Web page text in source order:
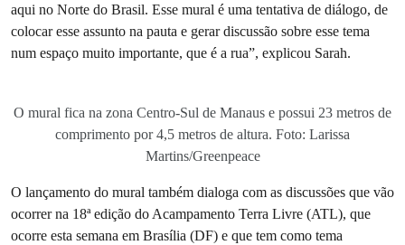
aqui no Norte do Brasil. Esse mural é uma tentativa de diálogo, de
colocar esse assunto na pauta e gerar discussão sobre esse tema
num espaço muito importante, que é a rua”, explicou Sarah.
O mural fica na zona Centro-Sul de Manaus e possui 23 metros de
comprimento por 4,5 metros de altura. Foto: Larissa
Martins/Greenpeace
O lançamento do mural também dialoga com as discussões que vão
ocorrer na 18ª edição do Acampamento Terra Livre (ATL), que
ocorre esta semana em Brasília (DF) e que tem como tema